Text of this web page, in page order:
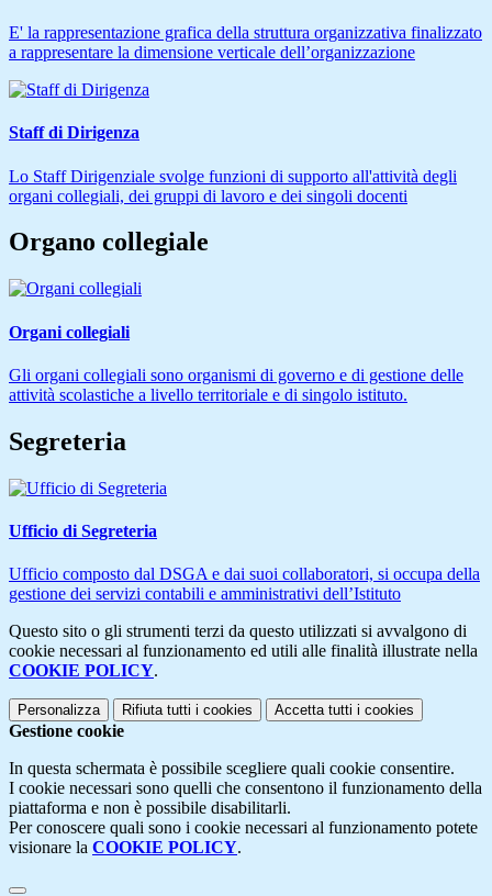
E' la rappresentazione grafica della struttura organizzativa finalizzato
a rappresentare la dimensione verticale dell’organizzazione
Staff di Dirigenza
Lo Staff Dirigenziale svolge funzioni di supporto all'attività degli
organi collegiali, dei gruppi di lavoro e dei singoli docenti
Organo collegiale
Organi collegiali
Gli organi collegiali sono organismi di governo e di gestione delle
attività scolastiche a livello territoriale e di singolo istituto.
Segreteria
Ufficio di Segreteria
Ufficio composto dal DSGA e dai suoi collaboratori, si occupa della
gestione dei servizi contabili e amministrativi dell’Istituto
Questo sito o gli strumenti terzi da questo utilizzati si avvalgono di
cookie necessari al funzionamento ed utili alle finalità illustrate nella
COOKIE POLICY.
Personalizza Rifiuta tutti i cookies Accetta tutti i cookies
Gestione cookie
In questa schermata è possibile scegliere quali cookie consentire.
I cookie necessari sono quelli che consentono il funzionamento della
piattaforma e non è possibile disabilitarli.
Per conoscere quali sono i cookie necessari al funzionamento potete
visionare la COOKIE POLICY.